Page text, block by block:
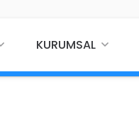
KURUMSAL